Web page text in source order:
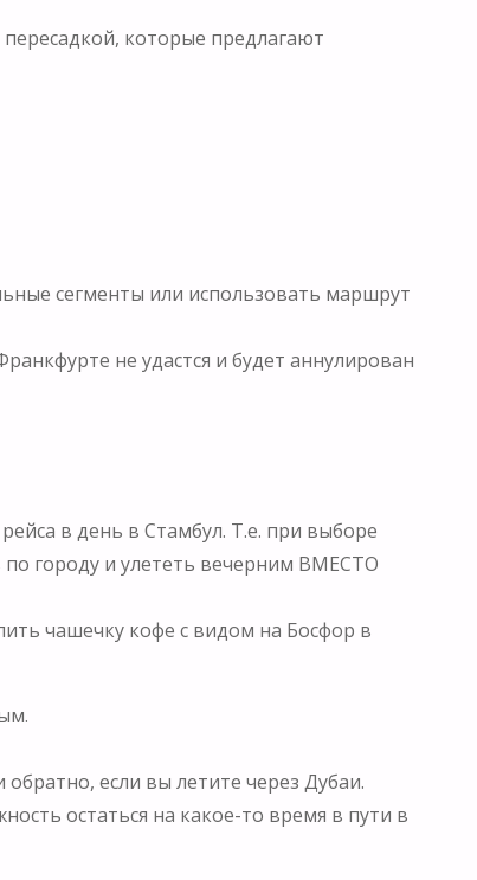
которые предлагают
сегменты или использовать маршрут
не удастся и будет аннулирован
в день в Стамбул. Т.е. при выборе
городу и улететь вечерним ВМЕСТО
чашечку кофе с видом на Босфор в
если вы летите через Дубаи.
остаться на какое-то время в пути в